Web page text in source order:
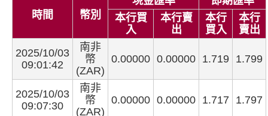
時間 幣別
本行買
入
本行賣
出
本行
買入
本行
賣出
2025/10/03
09:01:42
南非
幣
(ZAR)
0.00000 0.00000 1.719 1.799
2025/10/03
09:07:30
南非
幣
(ZAR)
0.00000 0.00000 1.717 1.797